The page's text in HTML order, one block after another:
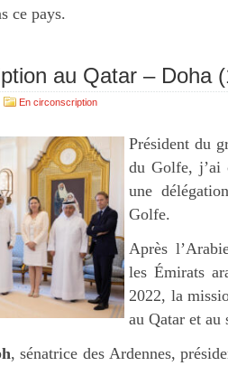
ce pays.
au Qatar – Doha
En circonscription
Président du
du Golfe, j’ai
une
Golfe.
Après
les Émirats
2022, la
au Qatar et au
, sénatrice des Ardennes,